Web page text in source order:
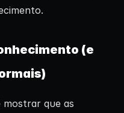
(e
mostrar que as